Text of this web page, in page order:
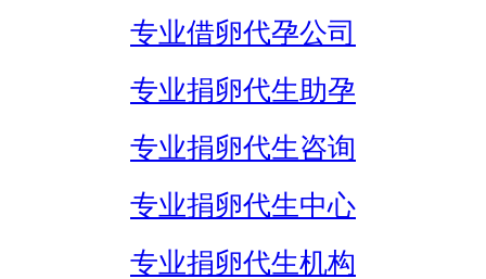
专业借卵代孕公司
专业捐卵代生助孕
专业捐卵代生咨询
专业捐卵代生中心
专业捐卵代生机构